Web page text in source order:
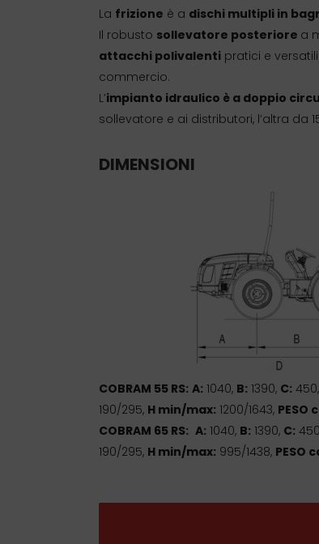
La frizione è a dischi multipli in
Il robusto sollevatore posteriore a
attacchi polivalenti pratici e
commercio.
L’impianto idraulico è a doppio
sollevatore e ai distributori, l’altra da
DIMENSIONI
COBRAM 55 RS: A: 1040, B: 1390, C: 450,
190/295, H min/max: 1200/1643, PESO
COBRAM 65 RS: A: 1040, B: 1390, C:
190/295, H min/max: 995/1438, PESO